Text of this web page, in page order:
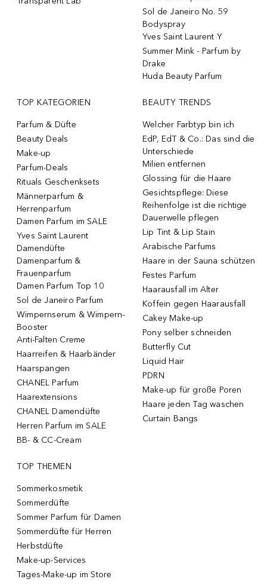
Sol de Janeiro No. 59
Bodyspray
Yves Saint Laurent Y
Summer Mink - Parfum by
Drake
Huda Beauty Parfum
TOP KATEGORIEN
Parfum & Düfte
Beauty Deals
Make-up
Parfum-Deals
Rituals Geschenksets
Männerparfum &
Herrenparfum
Damen Parfum im SALE
Yves Saint Laurent
Damendüfte
Damenparfum &
Frauenparfum
Damen Parfum Top 10
Sol de Janeiro Parfum
Wimpernserum & Wimpern-
Booster
Anti-Falten Creme
Haarreifen & Haarbänder
Haarspangen
CHANEL Parfum
Haarextensions
CHANEL Damendüfte
Herren Parfum im SALE
BB- & CC-Cream
BEAUTY TRENDS
Welcher Farbtyp bin ich
EdP, EdT & Co.: Das sind die
Unterschiede
Milien entfernen
Glossing für die Haare
Gesichtspflege: Diese
Reihenfolge ist die richtige
Dauerwelle pflegen
Lip Tint & Lip Stain
Arabische Parfums
Haare in der Sauna schützen
Festes Parfum
Haarausfall im Alter
Koffein gegen Haarausfall
Cakey Make-up
Pony selber schneiden
Butterfly Cut
Liquid Hair
PDRN
Make-up für große Poren
Haare jeden Tag waschen
Curtain Bangs
TOP THEMEN
Sommerkosmetik
Sommerdüfte
Sommer Parfum für Damen
Sommerdüfte für Herren
Herbstdüfte
Make-up-Services
Tages-Make-up im Store